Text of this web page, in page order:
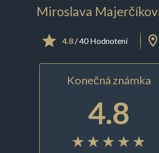
Miroslava
4.8/ 40 Hodnotení
Konečná známka
4.8